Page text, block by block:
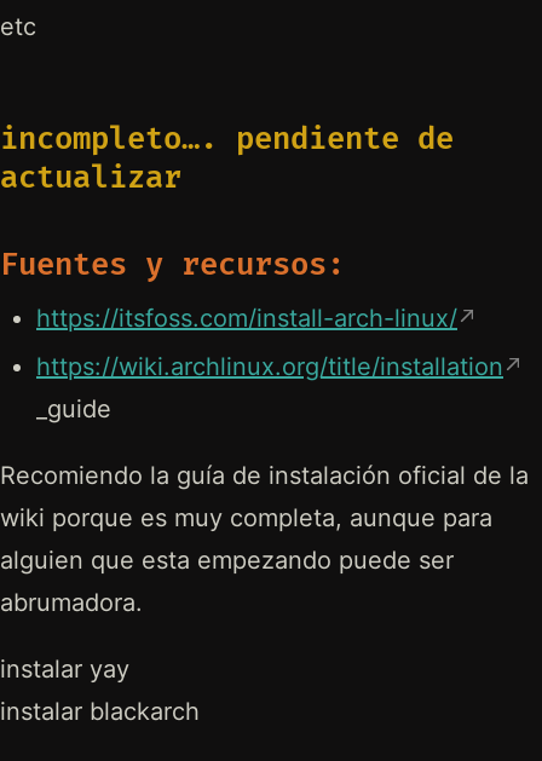
etc
incompleto…. pendiente de
actualizar
Fuentes y recursos:
https://itsfoss.com/install-arch-linux/
https://wiki.archlinux.org/title/installation
_guide
Recomiendo la guía de instalación oficial de la
wiki porque es muy completa, aunque para
alguien que esta empezando puede ser
abrumadora.
instalar yay
instalar blackarch